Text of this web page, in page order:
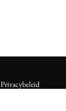
Privacybeleid